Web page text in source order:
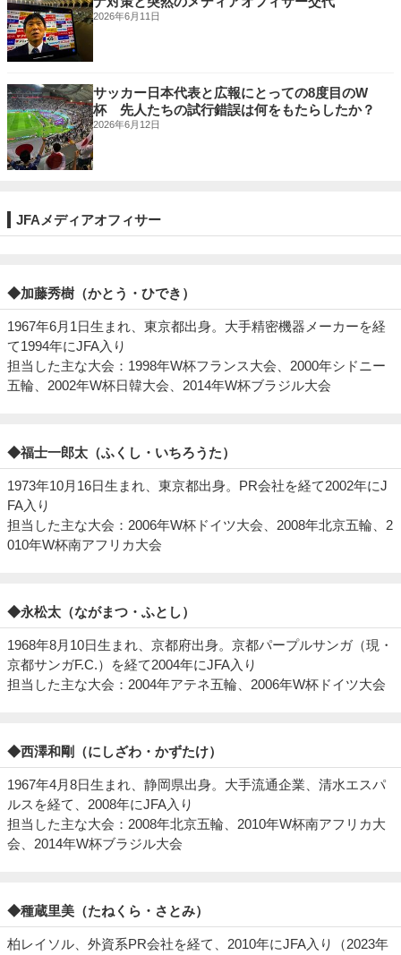
2026年6月11日
サッカー日本代表と広報にとっての8度目のW
杯 先人たちの試行錯誤は何をもたらしたか？
2026年6月12日
JFAメディアオフィサー
◆加藤秀樹（かとう・ひでき）
1967年6月1日生まれ、東京都出身。大手精密機器メーカーを経
て1994年にJFA入り
担当した主な大会：1998年W杯フランス大会、2000年シドニー
五輪、2002年W杯日韓大会、2014年W杯ブラジル大会
◆福士一郎太（ふくし・いちろうた）
1973年10月16日生まれ、東京都出身。PR会社を経て2002年にJ
FA入り
担当した主な大会：2006年W杯ドイツ大会、2008年北京五輪、2
010年W杯南アフリカ大会
◆永松太（ながまつ・ふとし）
1968年8月10日生まれ、京都府出身。京都パープルサンガ（現・
京都サンガF.C.）を経て2004年にJFA入り
担当した主な大会：2004年アテネ五輪、2006年W杯ドイツ大会
◆西澤和剛（にしざわ・かずたけ）
1967年4月8日生まれ、静岡県出身。大手流通企業、清水エスパ
ルスを経て、2008年にJFA入り
担当した主な大会：2008年北京五輪、2010年W杯南アフリカ大
会、2014年W杯ブラジル大会
◆種蔵里美（たねくら・さとみ）
柏レイソル、外資系PR会社を経て、2010年にJFA入り（2023年